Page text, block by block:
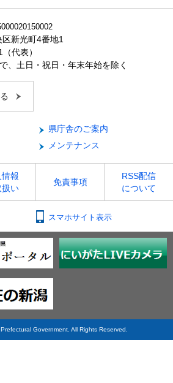
新光町4番地1
代表）
、土日・祝日・年末年始を除く
県庁舎のご案内
メンテナンス
報
い
免責事項
RSS配信
について
スマホサイト表示
Government. All Rights Reserved.